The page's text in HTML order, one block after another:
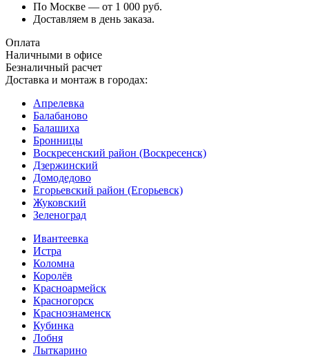
По Москве — от 1 000 руб.
Доставляем в день заказа.
Оплата
Наличными в офисе
Безналичный расчет
Доставка и монтаж в городах:
Апрелевка
Балабаново
Балашиха
Бронницы
Воскресенский район (Воскресенск)
Дзержинский
Домодедово
Егорьевский район (Егорьевск)
Жуковский
Зеленоград
Ивантеевка
Истра
Коломна
Королёв
Красноармейск
Красногорск
Краснознаменск
Кубинка
Лобня
Лыткарино